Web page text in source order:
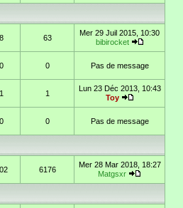
8 63
Mer 29 Juil 2015, 10:30
bibirocket
0 0 Pas de message
1 1
Lun 23 Déc 2013, 10:43
Toy
0 0 Pas de message
6176
Mer 28 Mar 2018, 18:27
Matgsxr